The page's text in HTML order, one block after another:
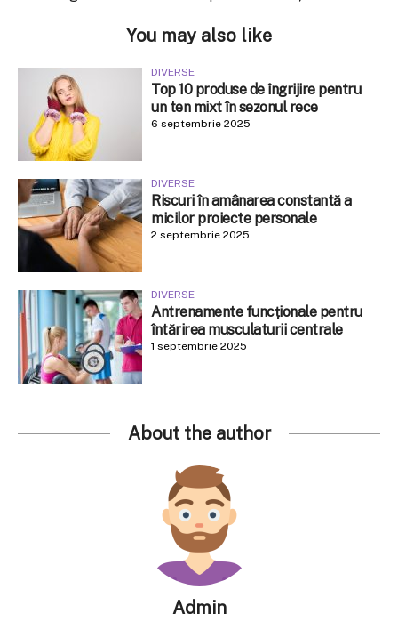
You may also like
DIVERSE
Top 10 produse de îngrijire pentru
un ten mixt în sezonul rece
6 septembrie 2025
DIVERSE
Riscuri în amânarea constantă a
micilor proiecte personale
2 septembrie 2025
DIVERSE
Antrenamente funcționale pentru
întărirea musculaturii centrale
1 septembrie 2025
About the author
Admin